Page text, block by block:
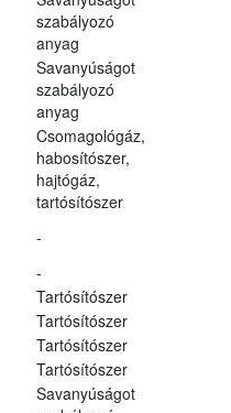
szabályozó
anyag
Savanyúságot
szabályozó
anyag
Csomagológáz,
habosítószer,
hajtógáz,
tartósítószer
-
-
Tartósítószer
Tartósítószer
Tartósítószer
Tartósítószer
Savanyúságot